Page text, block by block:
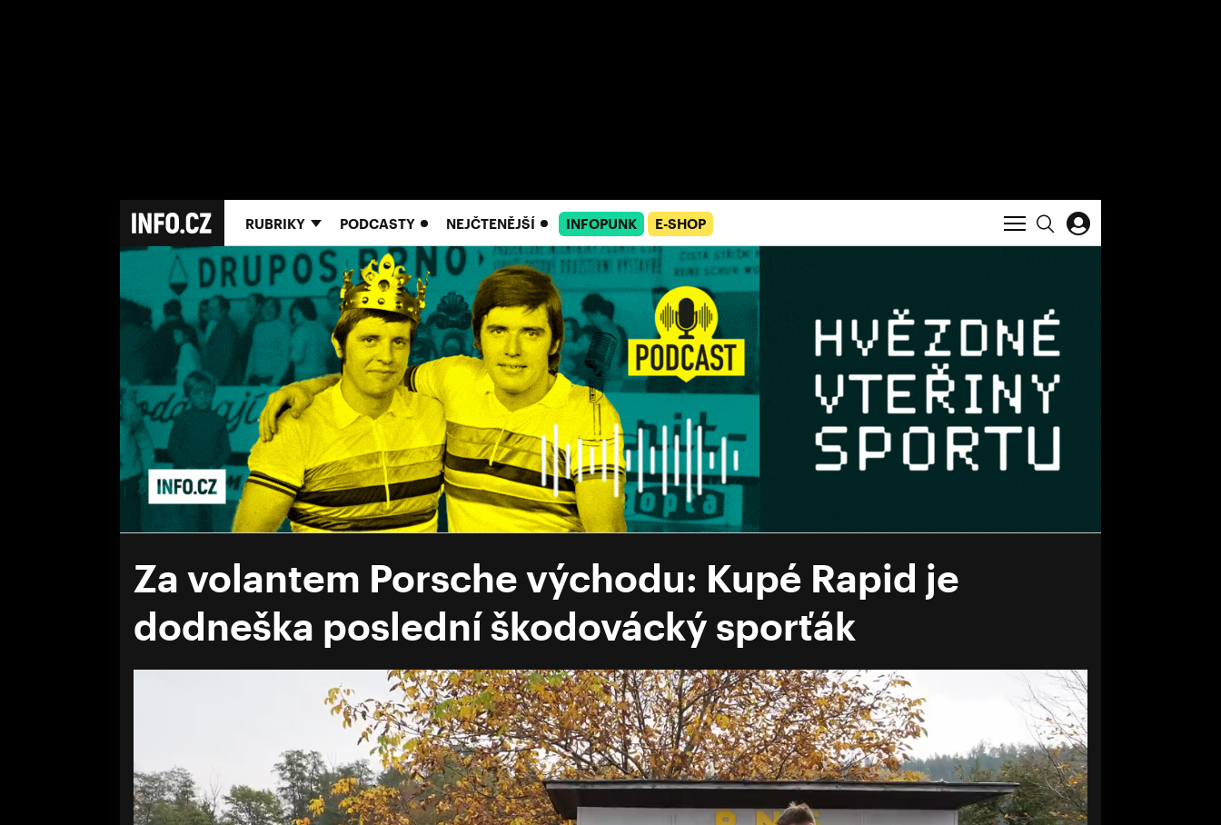
RUBRIKY PODCASTY NEJČTENĚJŠÍ INFOPUNK E-SHOP
Za volantem Porsche východu: Kupé Rapid je
dodneška poslední škodovácký sporťák